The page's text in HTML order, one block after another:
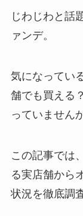
じわじわと話
ァンデ。
気になってい
舗でも買える
っていません
この記事では
る実店舗から
状況を徹底調